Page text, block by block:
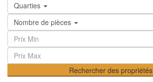
Quarties
Nombre de pièces
Rechercher des propriétés